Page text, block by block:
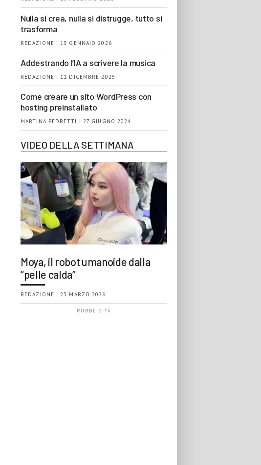
Nulla si crea, nulla si distrugge, tutto si
trasforma
REDAZIONE | 13 GENNAIO 2026
Addestrando l’IA a scrivere la musica
REDAZIONE | 11 DICEMBRE 2025
Come creare un sito WordPress con
hosting preinstallato
MARTINA PEDRETTI | 27 GIUGNO 2024
VIDEO DELLA SETTIMANA
Moya, il robot umanoide dalla
“pelle calda”
REDAZIONE | 23 MARZO 2026